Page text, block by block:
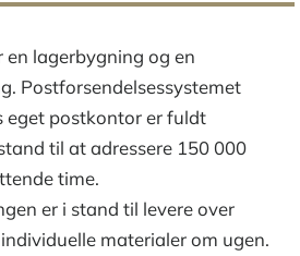
lagerbygning og en
Postforsendelsessystemet
eget postkontor er fuldt
til at adressere 150 000
time.
er i stand til levere over
materialer om ugen.